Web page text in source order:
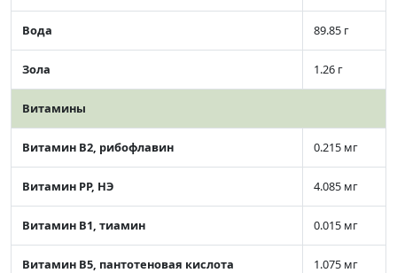
Вода 89.85 г
Зола 1.26 г
Витамины
Витамин В2, рибофлавин 0.215 мг
Витамин РР, НЭ 4.085 мг
Витамин В1, тиамин 0.015 мг
Витамин В5, пантотеновая кислота 1.075 мг